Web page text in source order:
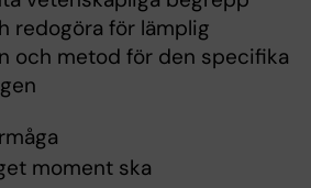
redogöra för lämplig
och metod för den specifika
moment ska